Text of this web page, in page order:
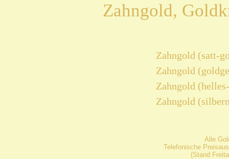
Zahngold,
Zahngold (satt-
Zahngold
Zahngold
Zahngold
Alle
Telefonische
(Stand